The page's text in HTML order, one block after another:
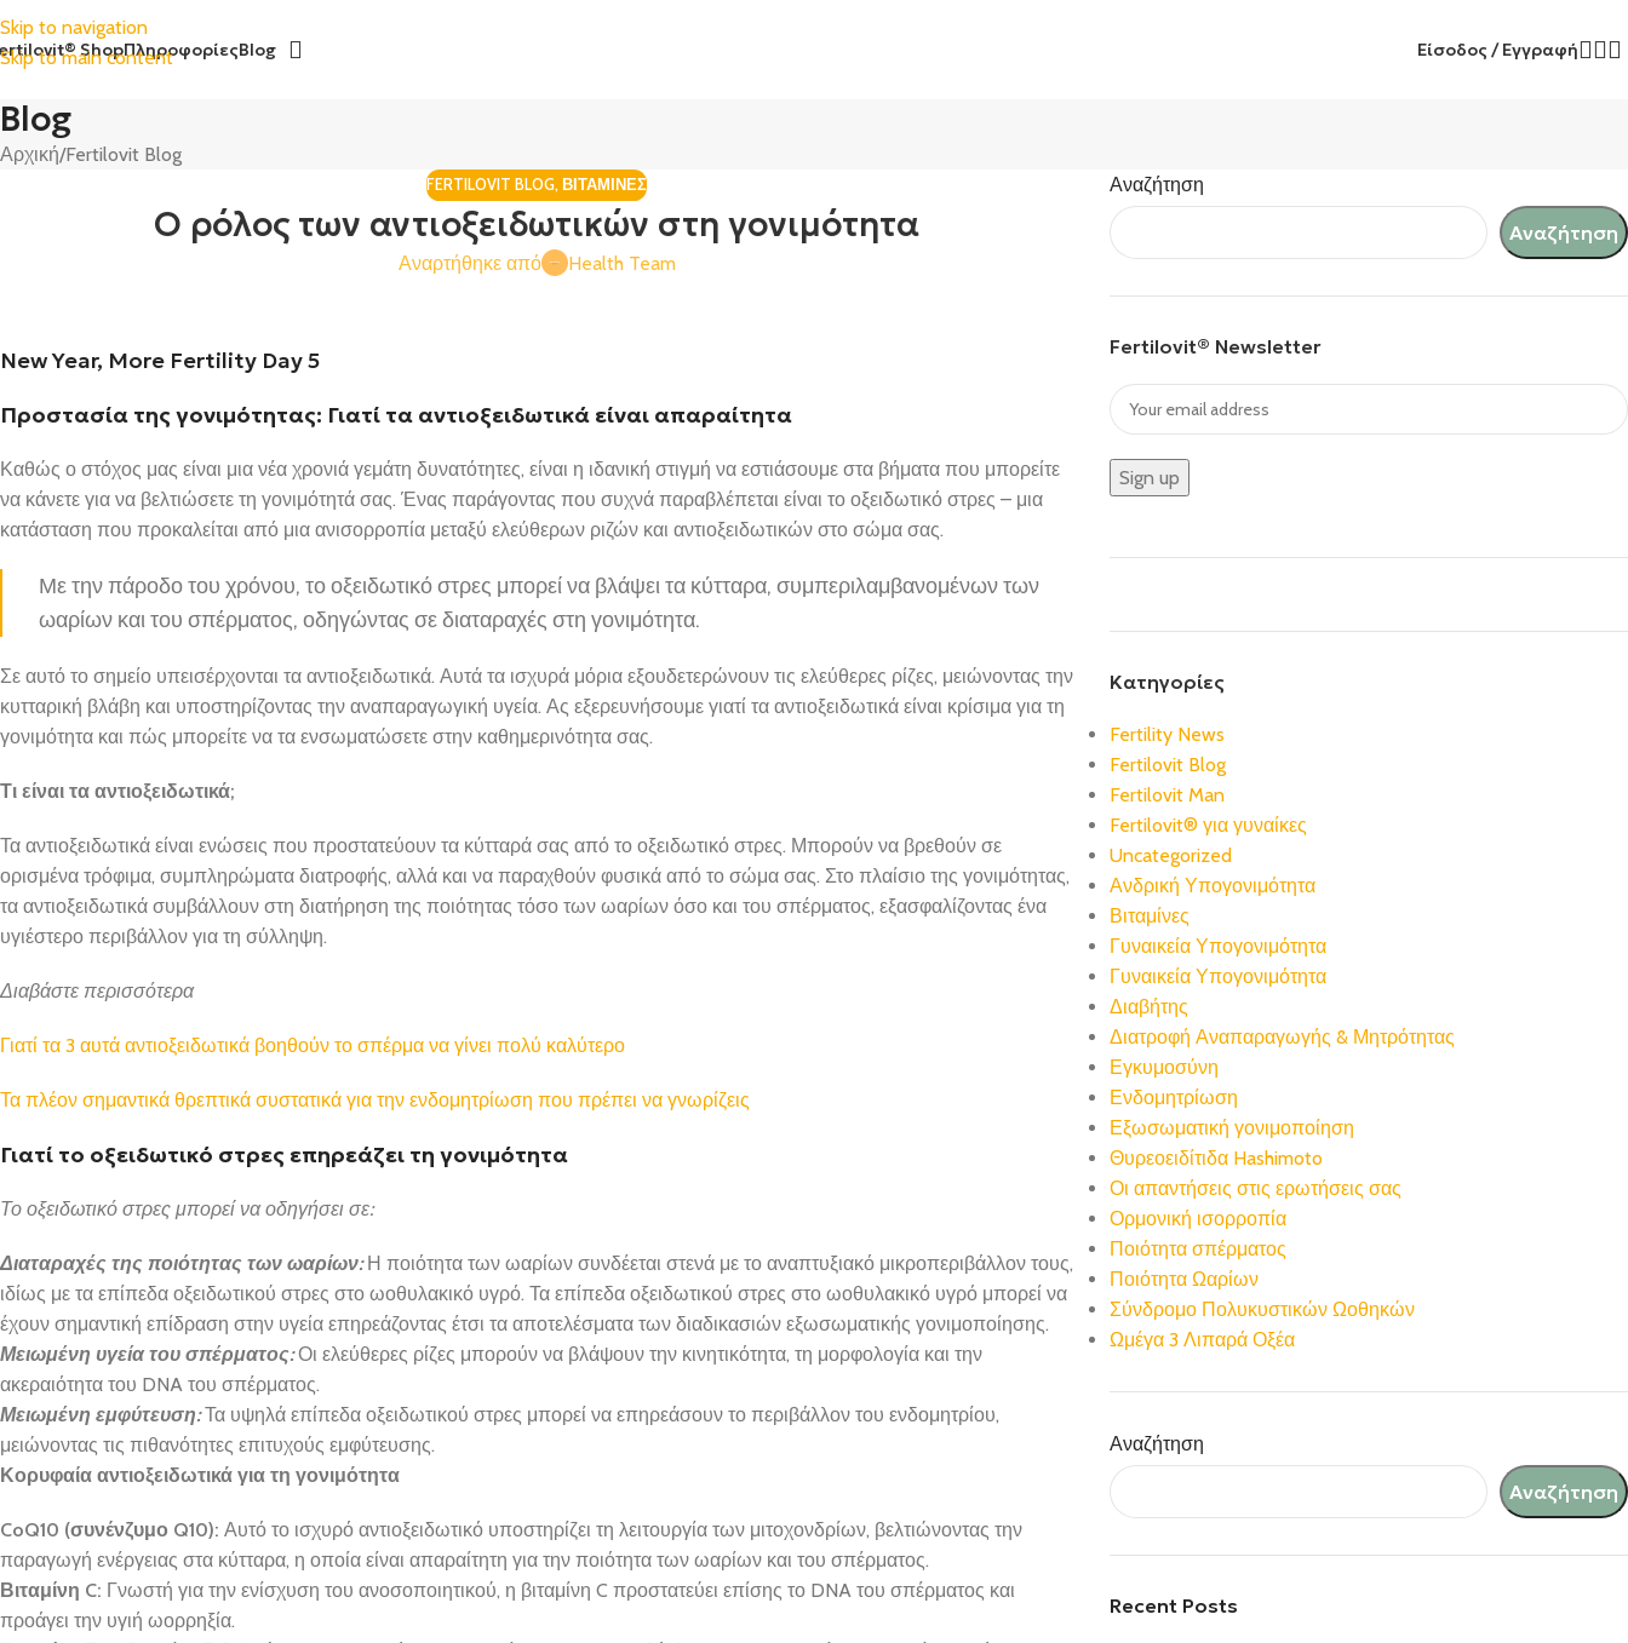
Skip to navigation
Skip to main content
ShopΠληροφορίεςBlog Είσοδος / Εγγραφή
Blog
Αρχική Fertilovit Blog
FERTILOVIT BLOG, ΒΙΤΑΜΊΝΕΣ
Ο ρόλος των αντιοξειδωτικών στη γονιμότητα
Αναρτήθηκε από Health Team
New Year, More Fertility Day 5
Προστασία της γονιμότητας: Γιατί τα αντιοξειδωτικά είναι απαραίτητα
Καθώς ο στόχος μας είναι μια νέα χρονιά γεμάτη δυνατότητες, είναι η ιδανική στιγμή να εστιάσουμε στα βήματα που μπορείτε
να κάνετε για να βελτιώσετε τη γονιμότητά σας. Ένας παράγοντας που συχνά παραβλέπεται είναι το οξειδωτικό στρες – μια
κατάσταση που προκαλείται από μια ανισορροπία μεταξύ ελεύθερων ριζών και αντιοξειδωτικών στο σώμα σας.
Με την πάροδο του χρόνου, το οξειδωτικό στρες μπορεί να βλάψει τα κύτταρα, συμπεριλαμβανομένων των
ωαρίων και του σπέρματος, οδηγώντας σε διαταραχές στη γονιμότητα.
Σε αυτό το σημείο υπεισέρχονται τα αντιοξειδωτικά. Αυτά τα ισχυρά μόρια εξουδετερώνουν τις ελεύθερες ρίζες, μειώνοντας την
κυτταρική βλάβη και υποστηρίζοντας την αναπαραγωγική υγεία. Ας εξερευνήσουμε γιατί τα αντιοξειδωτικά είναι κρίσιμα για τη
γονιμότητα και πώς μπορείτε να τα ενσωματώσετε στην καθημερινότητα σας.
Τι είναι τα αντιοξειδωτικά;
Τα αντιοξειδωτικά είναι ενώσεις που προστατεύουν τα κύτταρά σας από το οξειδωτικό στρες. Μπορούν να βρεθούν σε
ορισμένα τρόφιμα, συμπληρώματα διατροφής, αλλά και να παραχθούν φυσικά από το σώμα σας. Στο πλαίσιο της γονιμότητας,
τα αντιοξειδωτικά συμβάλλουν στη διατήρηση της ποιότητας τόσο των ωαρίων όσο και του σπέρματος, εξασφαλίζοντας ένα
υγιέστερο περιβάλλον για τη σύλληψη.
Διαβάστε περισσότερα
Γιατί τα 3 αυτά αντιοξειδωτικά βοηθούν το σπέρμα να γίνει πολύ καλύτερο
Τα πλέον σημαντικά θρεπτικά συστατικά για την ενδομητρίωση που πρέπει να γνωρίζεις
Γιατί το οξειδωτικό στρες επηρεάζει τη γονιμότητα
Το οξειδωτικό στρες μπορεί να οδηγήσει σε:
Διαταραχές της ποιότητας των ωαρίων:Η ποιότητα των ωαρίων συνδέεται στενά με το αναπτυξιακό μικροπεριβάλλον τους,
ιδίως με τα επίπεδα οξειδωτικού στρες στο ωοθυλακικό υγρό. Τα επίπεδα οξειδωτικού στρες στο ωοθυλακικό υγρό μπορεί να
έχουν σημαντική επίδραση στην υγεία επηρεάζοντας έτσι τα αποτελέσματα των διαδικασιών εξωσωματικής γονιμοποίησης.
Μειωμένη υγεία του σπέρματος:Οι ελεύθερες ρίζες μπορούν να βλάψουν την κινητικότητα, τη μορφολογία και την
ακεραιότητα του DNA του σπέρματος.
Μειωμένη εμφύτευση:Τα υψηλά επίπεδα οξειδωτικού στρες μπορεί να επηρεάσουν το περιβάλλον του ενδομητρίου,
μειώνοντας τις πιθανότητες επιτυχούς εμφύτευσης.
Κορυφαία αντιοξειδωτικά για τη γονιμότητα
CoQ10 (συνένζυμο Q10): Αυτό το ισχυρό αντιοξειδωτικό υποστηρίζει τη λειτουργία των μιτοχονδρίων, βελτιώνοντας την
παραγωγή ενέργειας στα κύτταρα, η οποία είναι απαραίτητη για την ποιότητα των ωαρίων και του σπέρματος.
Βιταμίνη C: Γνωστή για την ενίσχυση του ανοσοποιητικού, η βιταμίνη C προστατεύει επίσης το DNA του σπέρματος και
προάγει την υγιή ωορρηξία.
Αναζήτηση
Αναζήτηση
Fertilovit® Newsletter
Kατηγορίες
Fertility News
Fertilovit Blog
Fertilovit Man
Fertilovit® για γυναίκες
Uncategorized
Ανδρική Υπογονιμότητα
Βιταμίνες
Γυναικεία Υπογονιμότητα
Γυναικεία Υπογονιμότητα
Διαβήτης
Διατροφή Αναπαραγωγής & Μητρότητας
Εγκυμοσύνη
Ενδομητρίωση
Εξωσωματική γονιμοποίηση
Θυρεοειδίτιδα Hashimoto
Οι απαντήσεις στις ερωτήσεις σας
Ορμονική ισορροπία
Ποιότητα σπέρματος
Ποιότητα Ωαρίων
Σύνδρομο Πολυκυστικών Ωοθηκών
Ωμέγα 3 Λιπαρά Οξέα
Αναζήτηση
Αναζήτηση
Recent Posts